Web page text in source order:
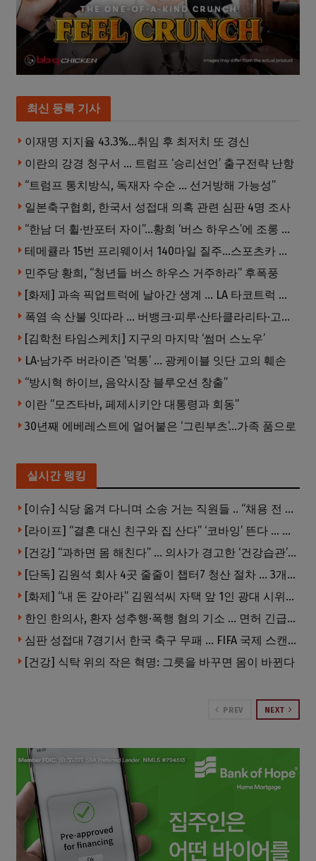
최신 등록 기사
이재명 지지율 43.3%…취임 후 최저치 또 경신
이란의 강경 청구서 … 트럼프 ‘승리선언’ 출구전략 난항
“트럼프 통치방식, 독재자 수순 … 선거방해 가능성”
일본축구협회, 한국서 성접대 의혹 관련 심판 4명 조사
“한남 더 휠·반포터 자이”…황희 ‘버스 하우스’에 조롱 쏟아져
테메큘라 15번 프리웨이서 140마일 질주…스포츠카 압수
민주당 황희, “청년들 버스 하우스 거주하라” 후폭풍
[화제] 과속 픽업트럭에 날아간 생계 … LA 타코트럭 일가족 3명 부상
폭염 속 산불 잇따라 … 버뱅크·피루·산타클라리타·고먼 잇단 산불
[김학천 타임스케치] 지구의 마지막 ‘썸머 스노우’
LA·남가주 버라이즌 ‘먹통’ … 광케이블 잇단 고의 훼손
“방시혁 하이브, 음악시장 블루오션 창출”
이란 “모즈타바, 페제시키안 대통령과 회동”
30년째 에베레스트에 얼어붙은 ‘그린부츠’…가족 품으로
실시간 랭킹
[이슈] 식당 옮겨 다니며 소송 거는 직원들 .. “채용 전 반드시 확인해야”
[라이프] “결혼 대신 친구와 집 산다” ‘코바잉’ 뜬다 … 내 집 마련 공식 바뀌었다
[건강] “과하면 몸 해친다” … 의사가 경고한 ‘건강습관’ 5가지
[단독] 김원석 회사 4곳 줄줄이 챕터7 청산 절차 … 3개 법인 같은 날 동시 파산 신청
[화제] “내 돈 갚아라” 김원석씨 자택 앞 1인 광대 시위 … 한인 투자사, “108만 달러 못받아”
한인 한의사, 환자 성추행·폭행 혐의 기소 … 면허 긴급정지
심판 성접대 7경기서 한국 축구 무패 … FIFA 국제 스캔들 번지나
[건강] 식탁 위의 작은 혁명: 그릇을 바꾸면 몸이 바뀐다
PREV NEXT